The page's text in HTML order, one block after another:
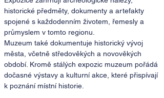
historické předměty, dokumenty a artefakty
spojené s každodenním životem, řemesly a
průmyslem v tomto regionu.
Muzeum také dokumentuje historický vývoj
města, včetně středověkých a novověkých
období. Kromě stálých expozic muzeum pořádá
dočasné výstavy a kulturní akce, které přispívají
k poznání místní historie.